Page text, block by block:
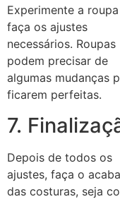
Experimente a
faça os ajustes
necessários. Roupas
podem precisar de
algumas mudanças
ficarem perfeitas.
7.
Depois de todos os
ajustes, faça o
das costuras, seja